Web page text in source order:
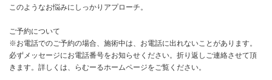
このようなお悩みにしっかりアプローチ。
ご予約について
※お電話でのご予約の場合、施術中は、お電話に出れないことがあります。
必ずメッセージにお電話番号をお知らせください。折り返しご連絡させて頂
きます。詳しくは、らむーるホームページをご覧ください。